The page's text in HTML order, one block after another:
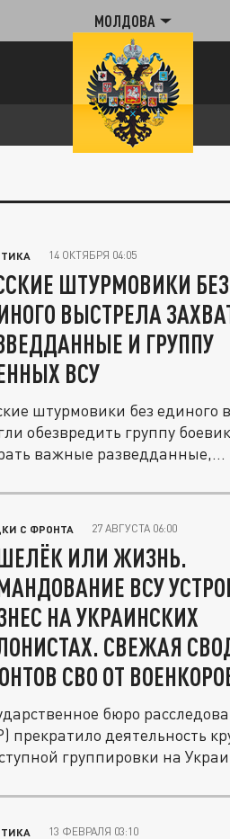
МОЛДОВА
14 ОКТЯБРЯ 04:05
ШТУРМОВИКИ БЕЗ
ВЫСТРЕЛА
И ГРУППУ
ВСУ
штурмовики без единого
обезвредить группу
важные разведданные,...
С ФРОНТА 27 АВГУСТА 06:00
ИЛИ ЖИЗНЬ.
ВСУ
НА УКРАИНСКИХ
СВЕЖАЯ
СВО ОТ
бюро
прекратило деятельность
группировки на
13 ФЕВРАЛЯ 03:10